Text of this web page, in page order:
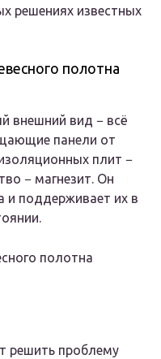
решениях известных
полотна
внешний вид − всё
панели от
плит −
− магнезит. Он
и поддерживает их в
полотна
решить проблему